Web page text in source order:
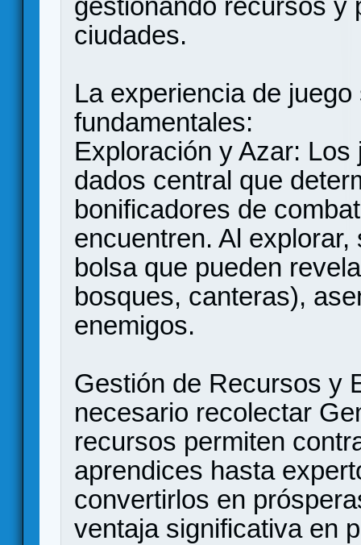
gestionando recursos y
ciudades.
​La experiencia de
fundamentales:
​Exploración y Azar:
dados central que
bonificadores de
encuentren. Al
bolsa que pueden
bosques, canteras),
enemigos.
​Gestión de Recursos y
necesario recolectar
recursos permiten
aprendices hasta
convertirlos en
ventaja significativa en